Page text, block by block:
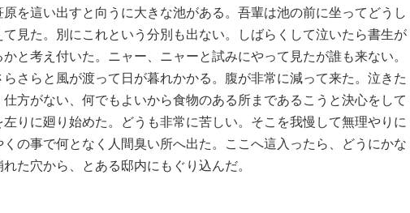
原を這い出すと向うに大きな池がある。吾輩は池の前に坐ってどうし
見た。別にこれという分別も出ない。しばらくして泣いたら書生が
と考え付いた。ニャー、ニャーと試みにやって見たが誰も来ない。
さらと風が渡って日が暮れかかる。腹が非常に減って来た。泣きた
仕方がない、何でもよいから食物のある所まであるこうと決心をして
りに廻り始めた。どうも非常に苦しい。そこを我慢して無理やりに
の事で何となく人間臭い所へ出た。ここへ這入ったら、どうにかな
た穴から、とある邸内にもぐり込んだ。